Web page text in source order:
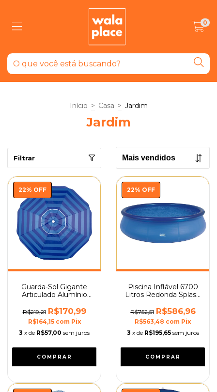
0
Início > Casa > Jardim
Jardim
Filtrar
22% OFF
Guarda-Sol Gigante
Articulado Alumínio
R$219,21 R$170,99
R$164,15 com Pix
3 x de R$57,00 sem juros
22% OFF
Piscina Inflável 6700
Litros Redonda Splash
R$752,51 R$586,96
R$563,48 com Pix
3 x de R$195,65 sem juros